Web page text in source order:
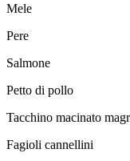
Mele
Pere
Salmone
Petto di pollo
Tacchino macinato
Fagioli cannellini